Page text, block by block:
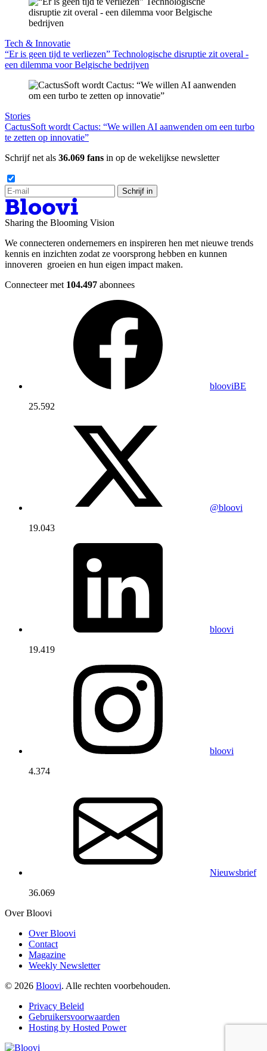
Tech & Innovatie
“Er is geen tijd te verliezen” Technologische disruptie zit overal -
een dilemma voor Belgische bedrijven
Stories
CactusSoft wordt Cactus: “We willen AI aanwenden om een turbo
te zetten op innovatie”
Schrijf net als 36.069 fans in op de wekelijkse newsletter
Schrijf in
Sharing the Blooming Vision
We connecteren ondernemers en inspireren hen met nieuwe trends
kennis en inzichten zodat ze voorsprong hebben en kunnen
innoveren groeien en hun eigen impact maken.
Connecteer met 104.497 abonnees
blooviBE
25.592
@bloovi
19.043
bloovi
19.419
bloovi
4.374
Nieuwsbrief
36.069
Over Bloovi
Over Bloovi
Contact
Magazine
Weekly Newsletter
© 2026 Bloovi. Alle rechten voorbehouden.
Privacy Beleid
Gebruikersvoorwaarden
Hosting by Hosted Power